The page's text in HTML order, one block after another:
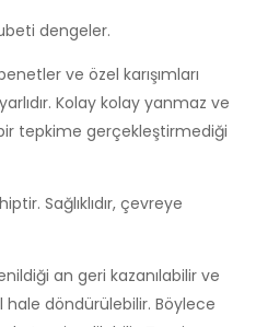
dengeler.
ve özel karışımları
Kolay kolay yanmaz ve
tepkime gerçekleştirmediği
Sağlıklıdır, çevreye
an geri kazanılabilir ve
hale döndürülebilir. Böylece